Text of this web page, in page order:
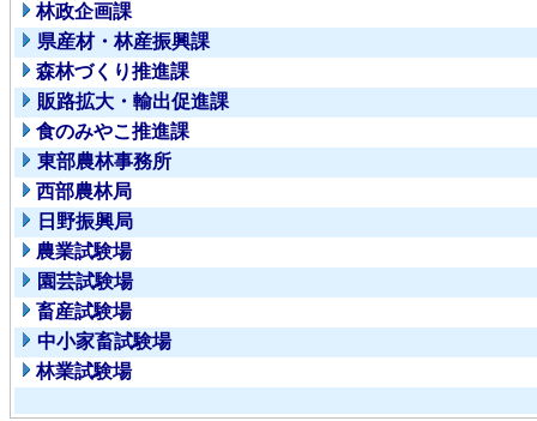
林政企画課
県産材・林産振興課
森林づくり推進課
販路拡大・輸出促進課
食のみやこ推進課
東部農林事務所
西部農林局
日野振興局
農業試験場
園芸試験場
畜産試験場
中小家畜試験場
林業試験場